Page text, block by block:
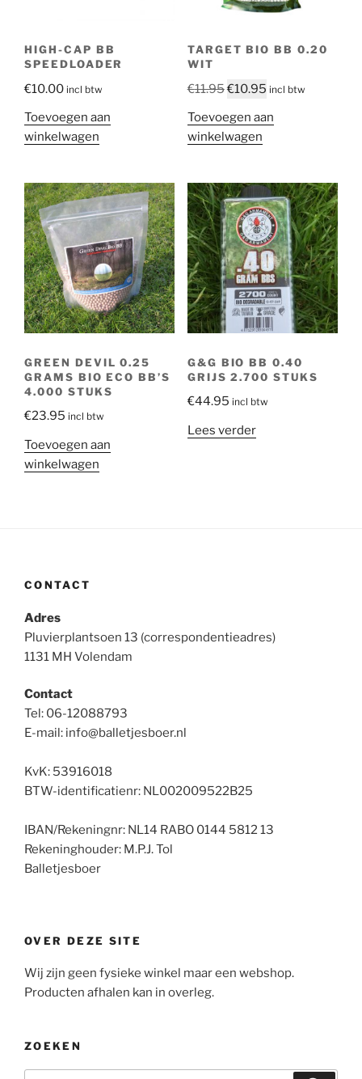
HIGH-CAP BB
SPEEDLOADER
€10.00 incl btw
Toevoegen aan
winkelwagen
TARGET BIO BB 0.20
WIT
€11.95Oorspronkelijke
was:
€11.95.
€10.95Huidige
is:
incl btw
Toevoegen aan
winkelwagen
GREEN DEVIL 0.25
GRAMS BIO ECO BB’S
4.000 STUKS
€23.95 incl btw
Toevoegen aan
winkelwagen
G&G BIO BB 0.40
GRIJS 2.700 STUKS
€44.95 incl btw
Lees verder
CONTACT
Adres
Pluvierplantsoen 13 (correspondentieadres)
1131 MH Volendam
Contact
Tel: 06-12088793
E-mail: info@balletjesboer.nl
KvK: 53916018
BTW-identificatienr: NL002009522B25
IBAN/Rekeningnr: NL14 RABO 0144 5812 13
Rekeninghouder: M.P.J. Tol
Balletjesboer
OVER DEZE SITE
Wij zijn geen fysieke winkel maar een webshop.
Producten afhalen kan in overleg.
ZOEKEN